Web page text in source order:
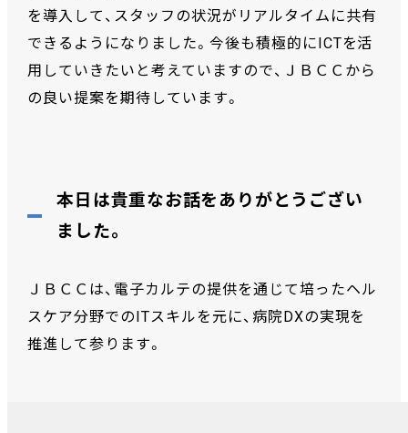
を導入して、スタッフの状況がリアルタイムに共有
できるようになりました。今後も積極的にICTを活
用していきたいと考えていますので、ＪＢＣＣから
の良い提案を期待しています。
本日は貴重なお話をありがとうござい
ました。
ＪＢＣＣは、電子カルテの提供を通じて培ったヘル
スケア分野でのITスキルを元に、病院DXの実現を
推進して参ります。